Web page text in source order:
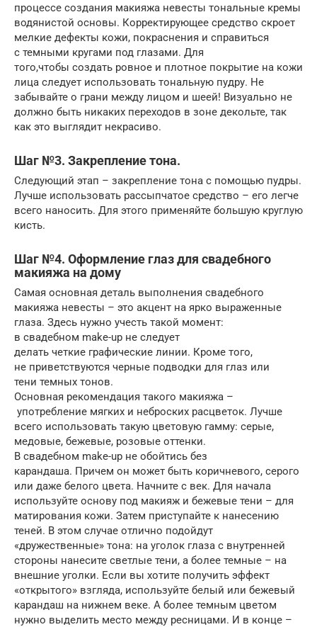
процессе создания макияжа невесты тональные кремы
водянистой основы. Корректирующее средство скроет
мелкие дефекты кожи, покраснения и справиться
с темными кругами под глазами. Для
того,чтобы создать ровное и плотное покрытие на кожи
лица следует использовать тональную пудру. Не
забывайте о грани между лицом и шеей! Визуально не
должно быть никаких переходов в зоне декольте, так
как это выглядит некрасиво.
Шаг №3. Закрепление тона.
Следующий этап – закрепление тона с помощью пудры.
Лучше использовать рассыпчатое средство – его легче
всего наносить. Для этого применяйте большую круглую
кисть.
Шаг №4. Оформление глаз для свадебного
макияжа на дому
Самая основная деталь выполнения свадебного
макияжа невесты – это акцент на ярко выраженные
глаза. Здесь нужно учесть такой момент:
в свадебном make-up не следует
делать четкие графические линии. Кроме того,
не приветствуются черные подводки для глаз или
тени темных тонов.
Основная рекомендация такого макияжа –
употребление мягких и неброских расцветок. Лучше
всего использовать такую цветовую гамму: серые,
медовые, бежевые, розовые оттенки.
В свадебном make-up не обойтись без
карандаша. Причем он может быть коричневого, серого
или даже белого цвета. Начните с век. Для начала
используйте основу под макияж и бежевые тени – для
матирования кожи. Затем приступайте к нанесению
теней. В этом случае отлично подойдут
«дружественные» тона: на уголок глаза с внутренней
стороны нанесите светлые тени, а более темные – на
внешние уголки. Если вы хотите получить эффект
«открытого» взгляда, используйте белый или бежевый
карандаш на нижнем веке. А более темным цветом
нужно выделить место между ресницами. И в конце –